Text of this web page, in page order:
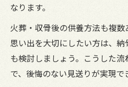
なります。
火葬・収骨後の供養方法も複
思い出を大切にしたい方は、
も検討しましょう。こうした流
で、後悔のない見送りが実現で